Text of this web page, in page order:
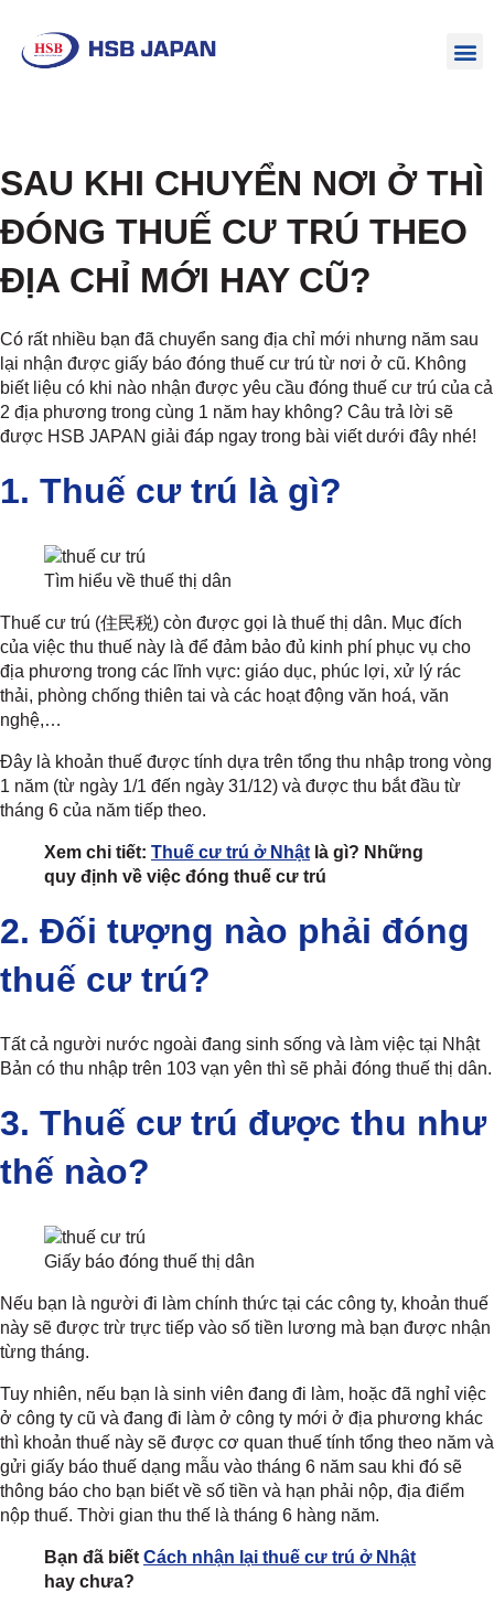
SAU KHI CHUYỂN NƠI Ở THÌ
ĐÓNG THUẾ CƯ TRÚ THEO
ĐỊA CHỈ MỚI HAY CŨ?
Có rất nhiều bạn đã chuyển sang địa chỉ mới nhưng năm sau
lại nhận được giấy báo đóng thuế cư trú từ nơi ở cũ. Không
biết liệu có khi nào nhận được yêu cầu đóng thuế cư trú của cả
2 địa phương trong cùng 1 năm hay không? Câu trả lời sẽ
được HSB JAPAN giải đáp ngay trong bài viết dưới đây nhé!
1. Thuế cư trú là gì?
Tìm hiểu về thuế thị dân
Thuế cư trú (住民税) còn được gọi là thuế thị dân. Mục đích
của việc thu thuế này là để đảm bảo đủ kinh phí phục vụ cho
địa phương trong các lĩnh vực: giáo dục, phúc lợi, xử lý rác
thải, phòng chống thiên tai và các hoạt động văn hoá, văn
nghệ,…
Đây là khoản thuế được tính dựa trên tổng thu nhập trong vòng
1 năm (từ ngày 1/1 đến ngày 31/12) và được thu bắt đầu từ
tháng 6 của năm tiếp theo.
Xem chi tiết: Thuế cư trú ở Nhật là gì? Những
quy định về việc đóng thuế cư trú
2. Đối tượng nào phải đóng
thuế cư trú?
Tất cả người nước ngoài đang sinh sống và làm việc tại Nhật
Bản có thu nhập trên 103 vạn yên thì sẽ phải đóng thuế thị dân.
3. Thuế cư trú được thu như
thế nào?
Giấy báo đóng thuế thị dân
Nếu bạn là người đi làm chính thức tại các công ty, khoản thuế
này sẽ được trừ trực tiếp vào số tiền lương mà bạn được nhận
từng tháng.
Tuy nhiên, nếu bạn là sinh viên đang đi làm, hoặc đã nghỉ việc
ở công ty cũ và đang đi làm ở công ty mới ở địa phương khác
thì khoản thuế này sẽ được cơ quan thuế tính tổng theo năm và
gửi giấy báo thuế dạng mẫu vào tháng 6 năm sau khi đó sẽ
thông báo cho bạn biết về số tiền và hạn phải nộp, địa điểm
nộp thuế. Thời gian thu thế là tháng 6 hàng năm.
Bạn đã biết Cách nhận lại thuế cư trú ở Nhật
hay chưa?